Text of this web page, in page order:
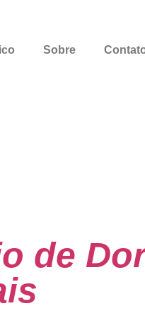
Sobre
de